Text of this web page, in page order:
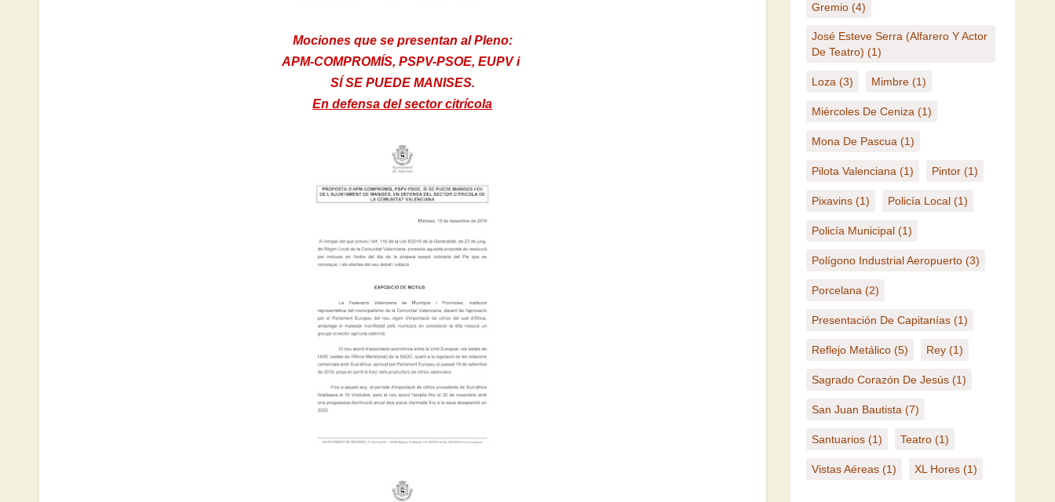
Mociones que se presentan al Pleno:
APM-COMPROMÍS, PSPV-PSOE, EUPV i
SÍ SE PUEDE MANISES.
En defensa del sector citrícola
Gremio(4)
José Esteve Serra (Alfarero Y Actor
De Teatro) (1)
Loza (3) Mimbre(1)
Miércoles De Ceniza (1)
Mona De Pascua (1)
Pilota Valenciana (1) Pintor(1)
Pixavins(1) Policía Local(1)
Policía Municipal(1)
Polígono Industrial Aeropuerto(3)
Porcelana (2)
Presentación De Capitanías(1)
Reflejo Metálico(5) Rey(1)
Sagrado Corazón De Jesús(1)
San Juan Bautista (7)
Santuarios(1) Teatro(1)
Vistas Aéreas(1) XL Hores(1)